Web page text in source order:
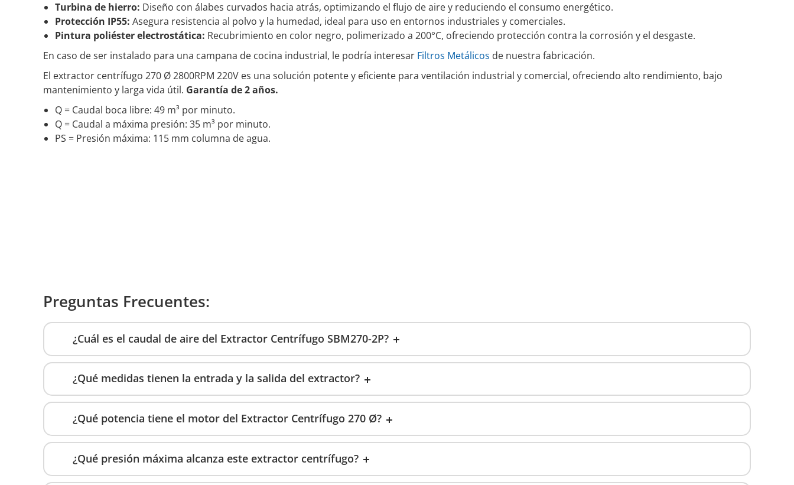
Turbina de hierro: Diseño con álabes curvados hacia atrás, optimizando el flujo de aire y reduciendo el consumo energético.
Protección IP55: Asegura resistencia al polvo y la humedad, ideal para uso en entornos industriales y comerciales.
Pintura poliéster electrostática: Recubrimiento en color negro, polimerizado a 200°C, ofreciendo protección contra la corrosión y el desgaste.
En caso de ser instalado para una campana de cocina industrial, le podría interesar Filtros Metálicos de nuestra fabricación.
El extractor centrífugo 270 Ø 2800RPM 220V es una solución potente y eficiente para ventilación industrial y comercial, ofreciendo alto rendimiento, bajo
mantenimiento y larga vida útil. Garantía de 2 años.
Q = Caudal boca libre: 49 m³ por minuto.
Q = Caudal a máxima presión: 35 m³ por minuto.
PS = Presión máxima: 115 mm columna de agua.
Preguntas Frecuentes:
¿Cuál es el caudal de aire del Extractor Centrífugo SBM270-2P?
¿Qué medidas tienen la entrada y la salida del extractor?
¿Qué potencia tiene el motor del Extractor Centrífugo 270 Ø?
¿Qué presión máxima alcanza este extractor centrífugo?